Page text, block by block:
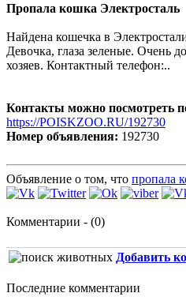
Пропала кошка Электросталь
Найдена кошечка в
Девочка, глаза зеленые. Очень
хозяев. Контактный телефон:..
Контакты можно посмотреть
https://POISKZOO.RU/192730
Номер объявления: 192730
Объявление о том, что пропала
Комментарии - (0)
Добавить
Последние комментарии